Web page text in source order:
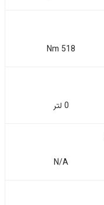
518 Nm
0 لتر
N/A